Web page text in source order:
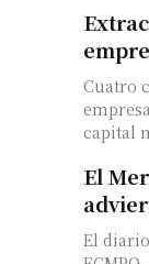
Cuatro
capital
El
El